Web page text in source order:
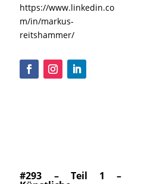
https://www.linkedin.co
m/in/markus-
reitshammer/
#293 – Teil 1 –